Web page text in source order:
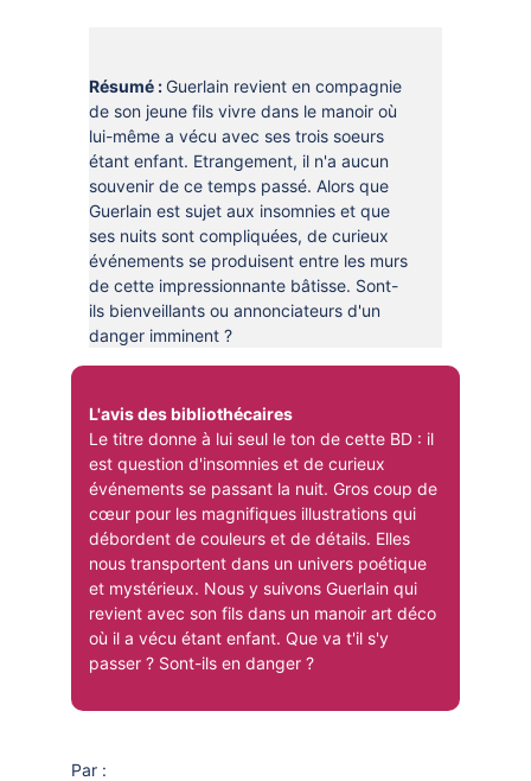
JOUER EN BIBLIOTHÈQUES
MAO - MUSIQUE ASSISTÉE PAR
ORDINATEUR
PORTAGE À DOMICILE
BOÎTES DE RETOUR 24H/24
POUR LES PROS
TOUS LES SERVICES
EN CAS DE RETARD
MON COMPTE LECTEUR
POUR LES PROS
Résumé : Guerlain revient en compagnie
de son jeune fils vivre dans le manoir où
lui-même a vécu avec ses trois soeurs
étant enfant. Etrangement, il n'a aucun
souvenir de ce temps passé. Alors que
Guerlain est sujet aux insomnies et que
ses nuits sont compliquées, de curieux
événements se produisent entre les murs
de cette impressionnante bâtisse. Sont-
ils bienveillants ou annonciateurs d'un
danger imminent ?
L'avis des bibliothécaires
Le titre donne à lui seul le ton de cette BD : il
est question d'insomnies et de curieux
événements se passant la nuit. Gros coup de
cœur pour les magnifiques illustrations qui
débordent de couleurs et de détails. Elles
nous transportent dans un univers poétique
et mystérieux. Nous y suivons Guerlain qui
revient avec son fils dans un manoir art déco
où il a vécu étant enfant. Que va t'il s'y
passer ? Sont-ils en danger ?
Par :